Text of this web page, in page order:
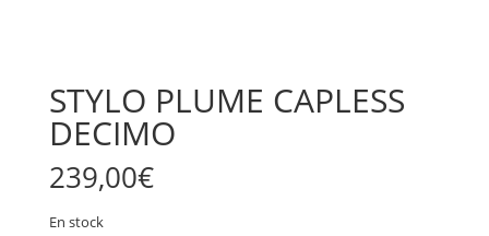
STYLO PLUME CAPLESS
DECIMO
239,00€
En stock